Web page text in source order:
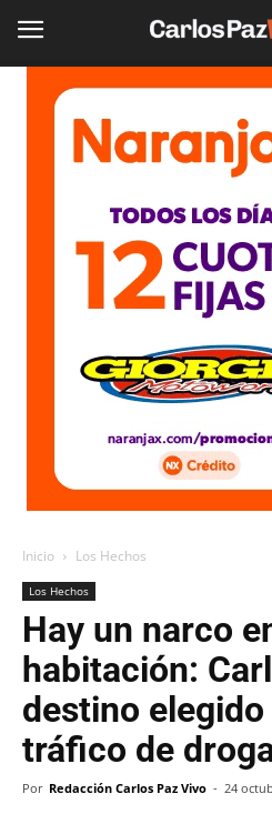
Inicio Los Hechos
Los Hechos
Hay un narco
habitación:
destino elegido
tráfico de
Por Redacción Carlos Paz Vivo - 24